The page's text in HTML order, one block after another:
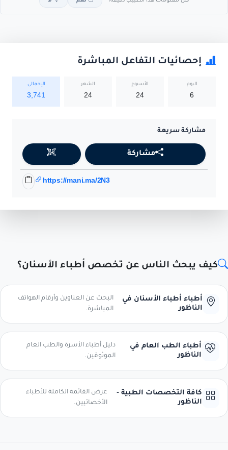
إحصائيات التفاعل المباشرة
اليوم
6
الأسبوع
24
الشهر
24
الإجمالي
3,741
مشاركة سريعة
مشاركة
https://mani.ma/2N3
كيف يبحث الناس عن تخصص أطباء الأسنان؟
أطباء أطباء الأسنان في
الناظور
البحث عن العناوين وأرقام الهواتف
المباشرة.
أطباء الطب العام في
الناظور
دليل أطباء الأسرة والطب العام
الموثوقين.
كافة التخصصات الطبية -
الناظور
عرض القائمة الكاملة للأطباء
الأخصائيين.